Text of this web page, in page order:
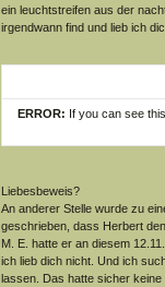
ein leuchtstreifen aus der
irgendwann find und lieb ich
ERROR: If you can see
Liebesbeweis?
An anderer Stelle wurde zu
geschrieben, dass Herbert
M. E. hatte er an diesem
ich lieb dich nicht. Und ich
lassen. Das hatte sicher